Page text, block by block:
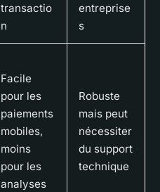
transactio
n
entreprise
s
Facile
pour les
paiements
mobiles,
moins
pour les
analyses
Robuste
mais peut
nécessiter
du support
technique